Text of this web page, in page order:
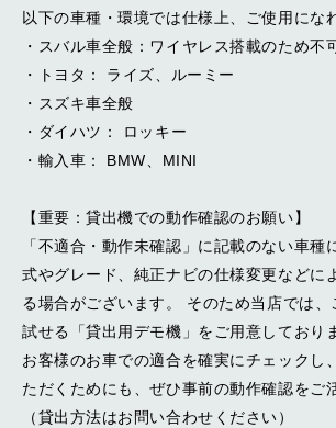
以下の車種・環境では仕様上、ご使用にな
・スバル車全般：ワイヤレス搭載のため不
・トヨタ： ライズ、ルーミー
・スズキ車全般
・ダイハツ： ロッキー
・輸入車： BMW、MINI
【重要：貸出機での動作確認のお願い】
「不適合・動作未確認」に記載のない車種
式やグレード、純正ナビの仕様変更などに
る場合がございます。 そのため当店では、
試せる「貸出用デモ機」をご用意しており
お客様のお車での適合を確実にチェックし
ただくためにも、ぜひ事前の動作確認をご
（貸出方法はお問い合わせください）